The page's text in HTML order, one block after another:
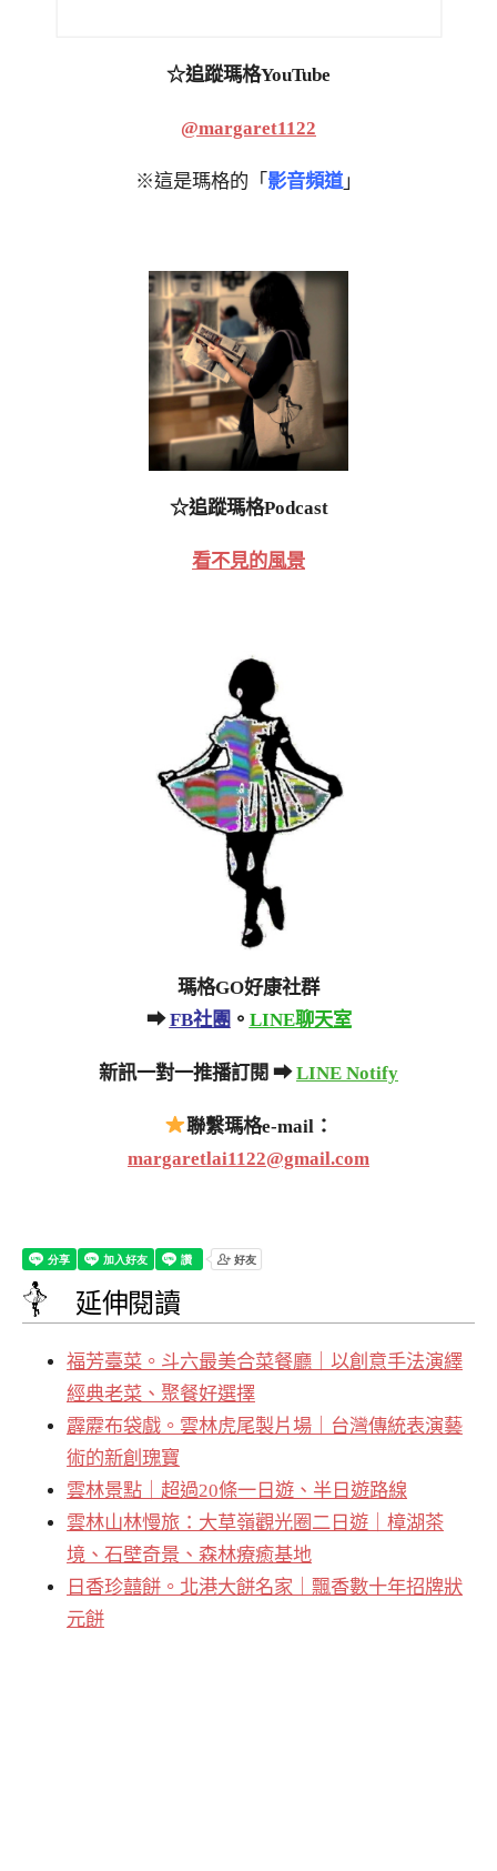
☆追蹤瑪格YouTube
@margaret1122
※這是瑪格的「 影音頻道」
☆追蹤瑪格Podcast
看不見的風景
瑪格GO好康社群
➡FB社團 。 LINE聊天室
新訊一對一推播訂閱 ➡LINE Notify
聯繫瑪格e-mail：
margaretlai1122@gmail.com
延伸閱讀
福芳臺菜。斗六最美合菜餐廳｜以創意手法演繹
經典老菜、聚餐好選擇
霹靂布袋戲。雲林虎尾製片場｜台灣傳統表演藝
術的新創瑰寶
雲林景點｜超過20條一日遊、半日遊路線
雲林山林慢旅：大草嶺觀光圈二日遊｜樟湖茶
境、石壁奇景、森林療癒基地
日香珍囍餅。北港大餅名家｜飄香數十年招牌狀
元餅